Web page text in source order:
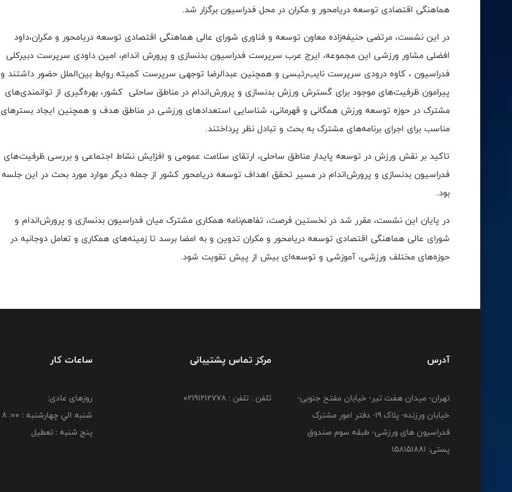
هماهنگی اقتصادی توسعه دریامحور و مکران در محل فدراسیون برگزار شد.
در این نشست، مرتضی حنیفه‌زاده معاون توسعه و فناوری شورای عالی هماهنگی اقتصادی توسعه دریامحور و مکران،داود
افضلی مشاور ورزشی این مجموعه، ایرج عرب سرپرست فدراسیون بدنسازی و پرورش اندام، امین داودی سرپرست دبیرکلی
فدراسیون ، کاوه درودی سرپرست نایب‌رئیسی و همچنین عبدالرضا توجهی سرپرست کمیته روابط بین‌الملل حضور داشتند و
پیرامون ظرفیت‌های موجود برای گسترش ورزش بدنسازی و پرورش‌اندام در مناطق ساحلی کشور، بهره‌گیری از توانمندی‌های
مشترک در حوزه توسعه ورزش همگانی و قهرمانی، شناسایی استعدادهای ورزشی در مناطق هدف و همچنین ایجاد بسترهای
مناسب برای اجرای برنامه‌های مشترک به بحث و تبادل نظر پرداختند.
تاکید بر نقش ورزش در توسعه پایدار مناطق ساحلی، ارتقای سلامت عمومی و افزایش نشاط اجتماعی و بررسی ظرفیت‌های
فدراسیون بدنسازی و پرورش‌اندام در مسیر تحقق اهداف توسعه دریامحور کشور از جمله دیگر موارد مورد بحث در این جلسه
بود.
در پایان این نشست، مقرر شد در نخستین فرصت، تفاهم‌نامه همکاری مشترک میان فدراسیون بدنسازی و پرورش‌اندام و
شورای عالی هماهنگی اقتصادی توسعه دریامحور و مکران تدوین و به امضا برسد تا زمینه‌های همکاری و تعامل دوجانبه در
حوزه‌های مختلف ورزشی، آموزشی و توسعه‌ای بیش از پیش تقویت شود.
آدرس
تهران- میدان هفت تیر- خیابان مفتح جنوبی-
خیابان ورزنده- پلاک 19- دفتر امور مشترک
فدراسیون های ورزشی- طبقه سوم صندوق
پستی: 158151881
مرکز تماس پشتیبانی
تلفن : تلفن : 02191212778
ساعات کار
روزهای عادی:
شنبه الي چهارشنبه : 00: 8 لغايت 16:00
پنج شنبه : تعطیل